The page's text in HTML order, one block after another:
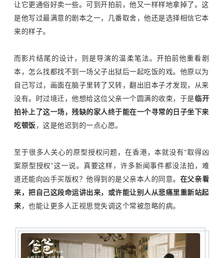
让它更通俗好卖一些。可到开拍前，他又一样样地拿掉了。这
是他写过最满意的剧本之一，几番取舍，他还是选择相信它本
来的样子。
而影片结尾的设计，则是导演的温柔笔法。开拍前他重看剧
本，怎么找都找不到一场父子出狱后一起吃饭的戏。他原以为
自己写过，画面在脑子里转了又转，翻出旧本子才发现，从来
没有。时过境迁，他想给这位父亲一个圆满的收束，于是临开
拍补上了这一场，残缺的家人终于能在一个寻常的日子坐下来
吃顿饭，这是他迟到的一点心愿。
至于很多人关心的原型授权问题，在香港，本就没有“取得凶
案原型授权”这一说。真要这样，许多新闻事件都没法拍，难
道还能向凶手买版权？他得到的是父亲本人的同意。 在父亲看
来，把自己这段命运讲出来，或许能让别人从悲痛里重新站起
来，也能让更多人正视思觉失调这个常被忽略的病。